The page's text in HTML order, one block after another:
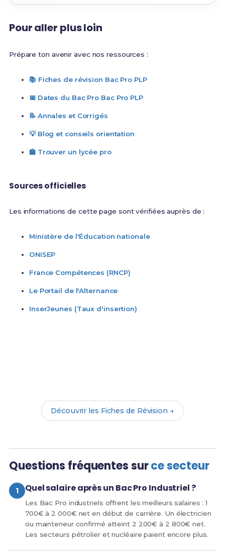
Pour aller plus loin
Prépare ton avenir avec nos ressources :
📚 Fiches de révision Bac Pro PLP
📅 Dates du Bac Pro Bac Pro PLP
📝 Annales et Corrigés
💡 Blog et conseils orientation
🏫 Trouver un lycée pro
Sources officielles
Les informations de cette page sont vérifiées auprès de :
Ministère de l'Éducation nationale
ONISEP
France Compétences (RNCP)
Le Portail de l'Alternance
InserJeunes (Taux d'insertion)
Découvrir les Fiches de Révision →
Questions fréquentes surce secteur
Quel salaire après un Bac Pro Industriel ?
Les Bac Pro industriels offrent les meilleurs salaires : 1
700€ à 2 000€ net en début de carrière. Un électricien
ou mainteneur confirmé atteint 2 200€ à 2 800€ net.
Les secteurs pétrolier et nucléaire paient encore plus.